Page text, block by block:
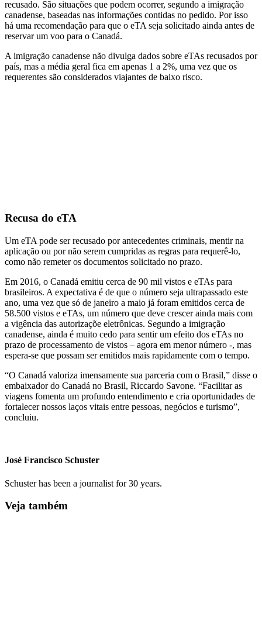
recusado. São situações que podem ocorrer, segundo a imigração
canadense, baseadas nas informações contidas no pedido. Por isso
há uma recomendação para que o eTA seja solicitado ainda antes de
reservar um voo para o Canadá.
A imigração canadense não divulga dados sobre eTAs recusados por
país, mas a média geral fica em apenas 1 a 2%, uma vez que os
requerentes são considerados viajantes de baixo risco.
Recusa do eTA
Um eTA pode ser recusado por antecedentes criminais, mentir na
aplicação ou por não serem cumpridas as regras para requerê-lo,
como não remeter os documentos solicitado no prazo.
Em 2016, o Canadá emitiu cerca de 90 mil vistos e eTAs para
brasileiros. A expectativa é de que o número seja ultrapassado este
ano, uma vez que só de janeiro a maio já foram emitidos cerca de
58.500 vistos e eTAs, um número que deve crescer ainda mais com
a vigência das autorizaçõe eletrônicas. Segundo a imigração
canadense, ainda é muito cedo para sentir um efeito dos eTAs no
prazo de processamento de vistos – agora em menor número -, mas
espera-se que possam ser emitidos mais rapidamente com o tempo.
“O Canadá valoriza imensamente sua parceria com o Brasil,” disse o
embaixador do Canadá no Brasil, Riccardo Savone. “Facilitar as
viagens fomenta um profundo entendimento e cria oportunidades de
fortalecer nossos laços vitais entre pessoas, negócios e turismo”,
concluiu.
José Francisco Schuster
Schuster has been a journalist for 30 years.
Veja também